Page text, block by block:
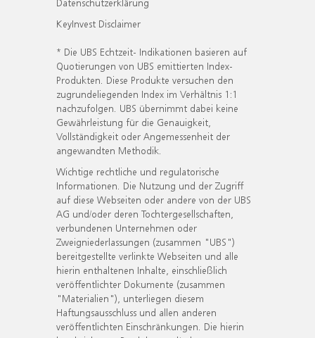
KeyInvest Disclaimer
* Die UBS Echtzeit- Indikationen basieren auf
Quotierungen von UBS emittierten Index-
Produkten. Diese Produkte versuchen den
zugrundeliegenden Index im Verhältnis 1:1
nachzufolgen. UBS übernimmt dabei keine
Gewährleistung für die Genauigkeit,
Vollständigkeit oder Angemessenheit der
angewandten Methodik.
Wichtige rechtliche und regulatorische
Informationen. Die Nutzung und der Zugriff
auf diese Webseiten oder andere von der UBS
AG und/oder deren Tochtergesellschaften,
verbundenen Unternehmen oder
Zweigniederlassungen (zusammen "UBS")
bereitgestellte verlinkte Webseiten und alle
hierin enthaltenen Inhalte, einschließlich
veröffentlichter Dokumente (zusammen
"Materialien"), unterliegen diesem
Haftungsausschluss und allen anderen
veröffentlichten Einschränkungen. Die hierin